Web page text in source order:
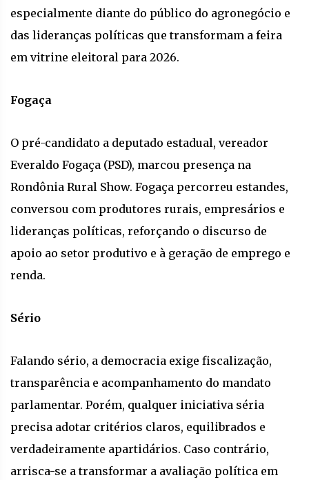
especialmente diante do público do agronegócio e
das lideranças políticas que transformam a feira
em vitrine eleitoral para 2026.
Fogaça
O pré-candidato a deputado estadual, vereador
Everaldo Fogaça (PSD), marcou presença na
Rondônia Rural Show. Fogaça percorreu estandes,
conversou com produtores rurais, empresários e
lideranças políticas, reforçando o discurso de
apoio ao setor produtivo e à geração de emprego e
renda.
Sério
Falando sério, a democracia exige fiscalização,
transparência e acompanhamento do mandato
parlamentar. Porém, qualquer iniciativa séria
precisa adotar critérios claros, equilibrados e
verdadeiramente apartidários. Caso contrário,
arrisca-se a transformar a avaliação política em